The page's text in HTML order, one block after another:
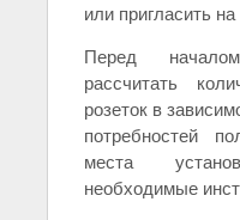
или пригласить
Перед
рассчитать
розеток в
потребностей
места
необходимые